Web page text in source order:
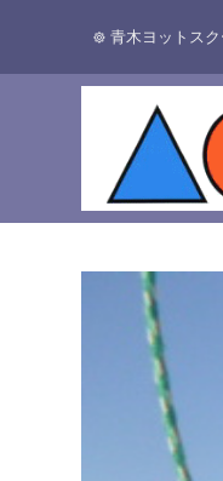
青木ヨットス